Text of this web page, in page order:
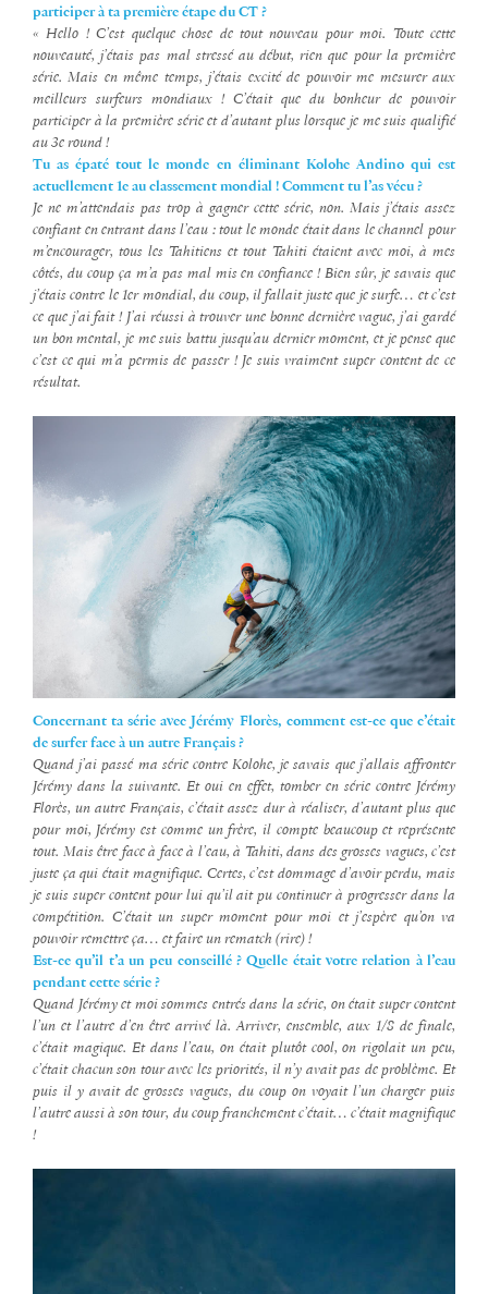
participer à ta première étape du CT ?
« Hello ! C’est quelque chose de tout nouveau pour moi. Toute cette
nouveauté, j’étais pas mal stressé au début, rien que pour la première
série. Mais en même temps, j’étais excité de pouvoir me mesurer aux
meilleurs surfeurs mondiaux ! C’était que du bonheur de pouvoir
participer à la première série et d’autant plus lorsque je me suis qualifié
au 3e round !
Tu as épaté tout le monde en éliminant Kolohe Andino qui est
actuellement 1e au classement mondial ! Comment tu l’as vécu ?
Je ne m’attendais pas trop à gagner cette série, non. Mais j’étais assez
confiant en entrant dans l’eau : tout le monde était dans le channel pour
m’encourager, tous les Tahitiens et tout Tahiti étaient avec moi, à mes
côtés, du coup ça m’a pas mal mis en confiance !Bien sûr, je savais que
j’étais contre le 1er mondial, du coup, il fallait juste que je surfe… et c’est
ce que j’ai fait ! J’ai réussi à trouver une bonne dernière vague, j’ai gardé
un bon mental, je me suis battu jusqu’au dernier moment, et je pense que
c’est ce qui m’a permis de passer ! Je suis vraiment super content de ce
résultat.
Concernant ta série avec Jérémy Florès, comment est-ce que c’était
de surfer face à un autre Français ?
Quand j’ai passé ma série contre Kolohe, je savais que j’allais affronter
Jérémy dans la suivante. Et oui en effet, tomber en série contre Jérémy
Florès, un autre Français, c’était assez dur à réaliser, d’autant plus que
pour moi, Jérémy est comme un frère, il compte beaucoup et représente
tout. Mais être face à face à l’eau, à Tahiti, dans des grosses vagues, c’est
juste ça qui était magnifique. Certes, c’est dommage d’avoir perdu, mais
je suis super content pour lui qu’il ait pu continuer à progresser dans la
compétition. C’était un super moment pour moi et j’espère qu’on va
pouvoir remettre ça… et faire un rematch (rire) !
Est-ce qu’il t’a un peu conseillé ? Quelle était votre relation à l’eau
pendant cette série ?
Quand Jérémy et moi sommes entrés dans la série, on était super content
l’un et l’autre d’en être arrivé là. Arriver, ensemble, aux 1/8 de finale,
c’était magique. Et dans l’eau, on était plutôt cool, on rigolait un peu,
c’était chacun son tour avec les priorités, il n’y avait pas de problème. Et
puis il y avait de grosses vagues, du coup on voyait l’un charger puis
l’autre aussi à son tour, du coup franchement c’était… c’était magnifique
!